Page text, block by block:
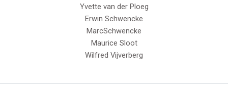
Yvette van der Ploeg
Erwin Schwencke
MarcSchwencke
Maurice Sloot
Wilfred Vijverberg